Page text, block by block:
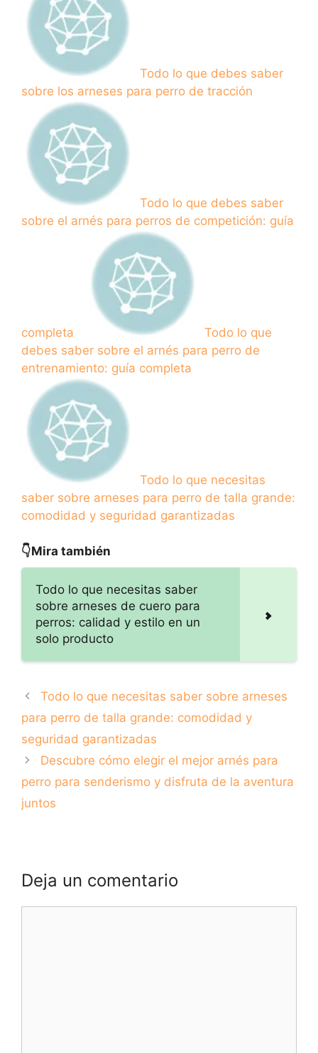
Todo lo que debes saber
sobre los arneses para perro de tracción
Todo lo que debes saber
sobre el arnés para perros de competición: guía
completa
Todo lo que
debes saber sobre el arnés para perro de
entrenamiento: guía completa
Todo lo que necesitas
saber sobre arneses para perro de talla grande:
comodidad y seguridad garantizadas
👇Mira también
Todo lo que necesitas saber
sobre arneses de cuero para
perros: calidad y estilo en un
solo producto
Todo lo que necesitas saber sobre arneses
para perro de talla grande: comodidad y
seguridad garantizadas
Descubre cómo elegir el mejor arnés para
perro para senderismo y disfruta de la aventura
juntos
Deja un comentario